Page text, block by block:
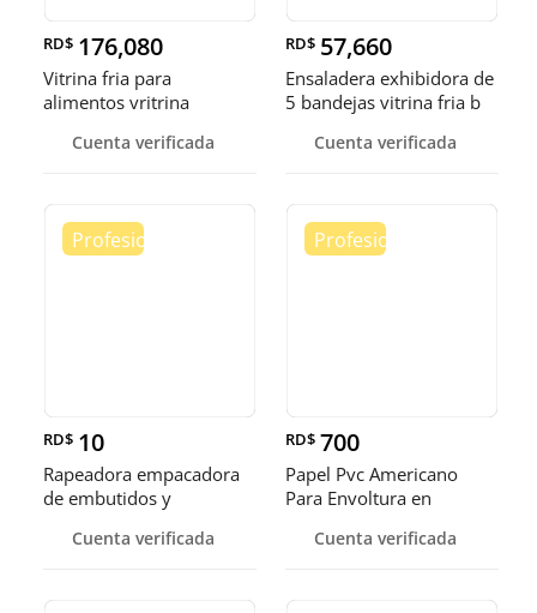
RD$ 176,080
Vitrina fria para
alimentos vritrina
Cuenta verificada
RD$ 57,660
Ensaladera exhibidora de
5 bandejas vitrina fria b
Cuenta verificada
RD$ 10
Rapeadora empacadora
de embutidos y
Cuenta verificada
RD$ 700
Papel Pvc Americano
Para Envoltura en
pulgadas
Cuenta verificada